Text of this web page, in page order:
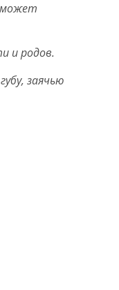
может
и родов.
заячью